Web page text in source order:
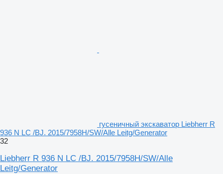
гусеничный экскаватор Liebherr R
936 N LC /BJ. 2015/7958H/SW/Alle Leitg/Generator
32
Liebherr R 936 N LC /BJ. 2015/7958H/SW/Alle
Leitg/Generator